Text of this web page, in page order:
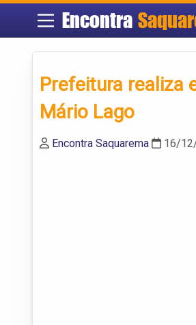
Encontra
Prefeitura realiza
Mário Lago
Encontra Saquarema 16/